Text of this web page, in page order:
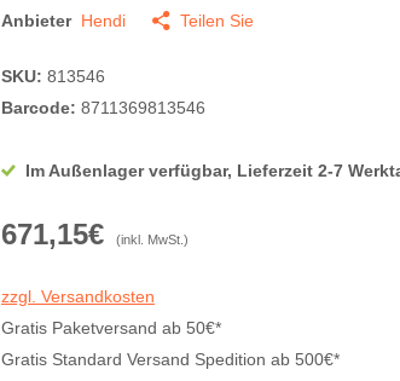
Anbieter Hendi Teilen Sie
SKU: 813546
Barcode: 8711369813546
Im Außenlager verfügbar, Lieferzeit 2-7
671,15€ (inkl. MwSt.)
zzgl. Versandkosten
Gratis Paketversand ab 50€*
Gratis Standard Versand Spedition ab 500€*